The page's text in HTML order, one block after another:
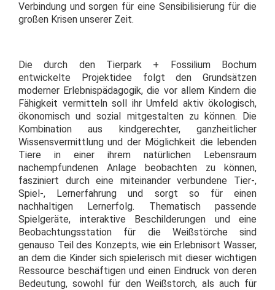
Verbindung und sorgen für eine Sensibilisierung für die
großen Krisen unserer Zeit.
Die durch den Tierpark + Fossilium Bochum
entwickelte Projektidee folgt den Grundsätzen
moderner Erlebnispädagogik, die vor allem Kindern die
Fähigkeit vermitteln soll ihr Umfeld aktiv ökologisch,
ökonomisch und sozial mitgestalten zu können. Die
Kombination aus kindgerechter, ganzheitlicher
Wissensvermittlung und der Möglichkeit die lebenden
Tiere in einer ihrem natürlichen Lebensraum
nachempfundenen Anlage beobachten zu können,
fasziniert durch eine miteinander verbundene Tier-,
Spiel-, Lernerfahrung und sorgt so für einen
nachhaltigen Lernerfolg. Thematisch passende
Spielgeräte, interaktive Beschilderungen und eine
Beobachtungsstation für die Weißstörche sind
genauso Teil des Konzepts, wie ein Erlebnisort Wasser,
an dem die Kinder sich spielerisch mit dieser wichtigen
Ressource beschäftigen und einen Eindruck von deren
Bedeutung, sowohl für den Weißstorch, als auch für